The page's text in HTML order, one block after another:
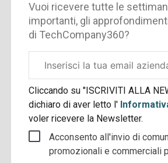
Vuoi ricevere tutte le
importanti, gli
di TechCompany360?
aziendale
Cliccando su "ISCRIVITI ALLA
dichiaro di aver letto l'
voler ricevere la Newsletter.
Acconsento all'invio di
promozionali e commerciali